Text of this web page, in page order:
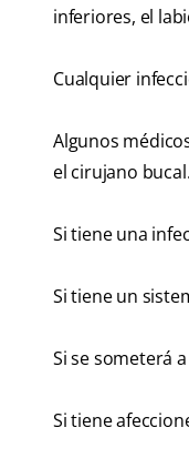
inferiores, el
Cualquier
Algunos
el cirujano
Si tiene una
Si tiene un
Si se someterá
Si tiene